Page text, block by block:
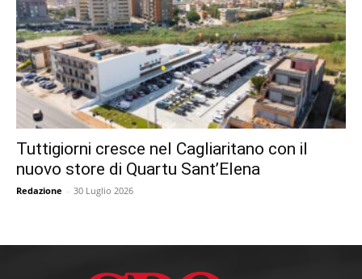
Tuttigiorni cresce nel Cagliaritano con il
nuovo store di Quartu Sant’Elena
Redazione - 30 Luglio 2026